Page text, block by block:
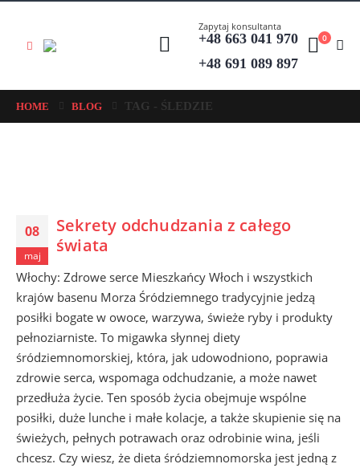
Zapytaj konsultanta
+48 663 041 970
+48 691 089 897
0
HOME BLOG TAG - ŚLEDZIE
08
maj
Sekrety odchudzania z całego
świata
Włochy: Zdrowe serce Mieszkańcy Włoch i wszystkich
krajów basenu Morza Śródziemnego tradycyjnie jedzą
posiłki bogate w owoce, warzywa, świeże ryby i produkty
pełnoziarniste. To migawka słynnej diety
śródziemnomorskiej, która, jak udowodniono, poprawia
zdrowie serca, wspomaga odchudzanie, a może nawet
przedłuża życie. Ten sposób życia obejmuje wspólne
posiłki, duże lunche i małe kolacje, a także skupienie się na
świeżych, pełnych potrawach oraz odrobinie wina, jeśli
chcesz. Czy wiesz, że dieta śródziemnomorska jest jedną z